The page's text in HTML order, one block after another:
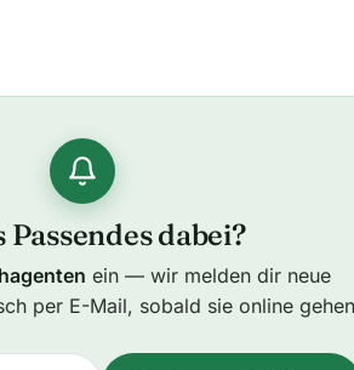
Passendes dabei?
ein — wir melden dir neue
per E-Mail, sobald sie online